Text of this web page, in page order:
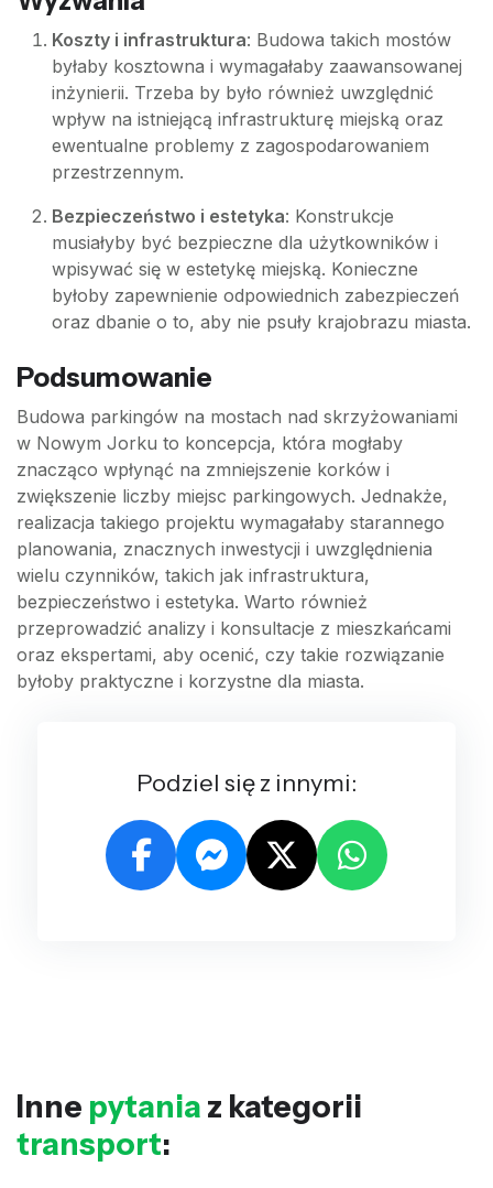
Koszty i infrastruktura: Budowa takich mostów
byłaby kosztowna i wymagałaby zaawansowanej
inżynierii. Trzeba by było również uwzględnić
wpływ na istniejącą infrastrukturę miejską oraz
ewentualne problemy z zagospodarowaniem
przestrzennym.
Bezpieczeństwo i estetyka: Konstrukcje
musiałyby być bezpieczne dla użytkowników i
wpisywać się w estetykę miejską. Konieczne
byłoby zapewnienie odpowiednich zabezpieczeń
oraz dbanie o to, aby nie psuły krajobrazu miasta.
Podsumowanie
Budowa parkingów na mostach nad skrzyżowaniami
w Nowym Jorku to koncepcja, która mogłaby
znacząco wpłynąć na zmniejszenie korków i
zwiększenie liczby miejsc parkingowych. Jednakże,
realizacja takiego projektu wymagałaby starannego
planowania, znacznych inwestycji i uwzględnienia
wielu czynników, takich jak infrastruktura,
bezpieczeństwo i estetyka. Warto również
przeprowadzić analizy i konsultacje z mieszkańcami
oraz ekspertami, aby ocenić, czy takie rozwiązanie
byłoby praktyczne i korzystne dla miasta.
Podziel się z innymi:
Inne pytania z kategorii
transport: